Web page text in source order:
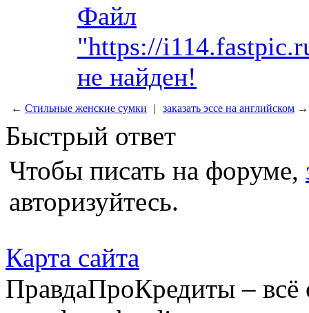
Файл
"https://
не найден!
← Стильные женские сумки | заказать эссе на английском →
Быстрый ответ
Чтобы писать на форуме,
авторизуйтесь.
Карта сайта
ПравдаПроКредиты –